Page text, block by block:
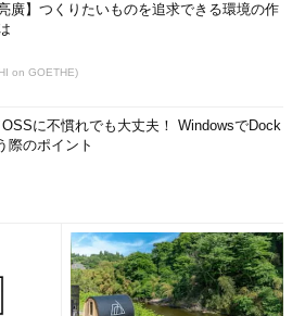
亮廣】つくりたいものを追求できる環境の作
on GOETHE)
OSSに不慣れでも大丈夫！ WindowsでDock
際のポイント